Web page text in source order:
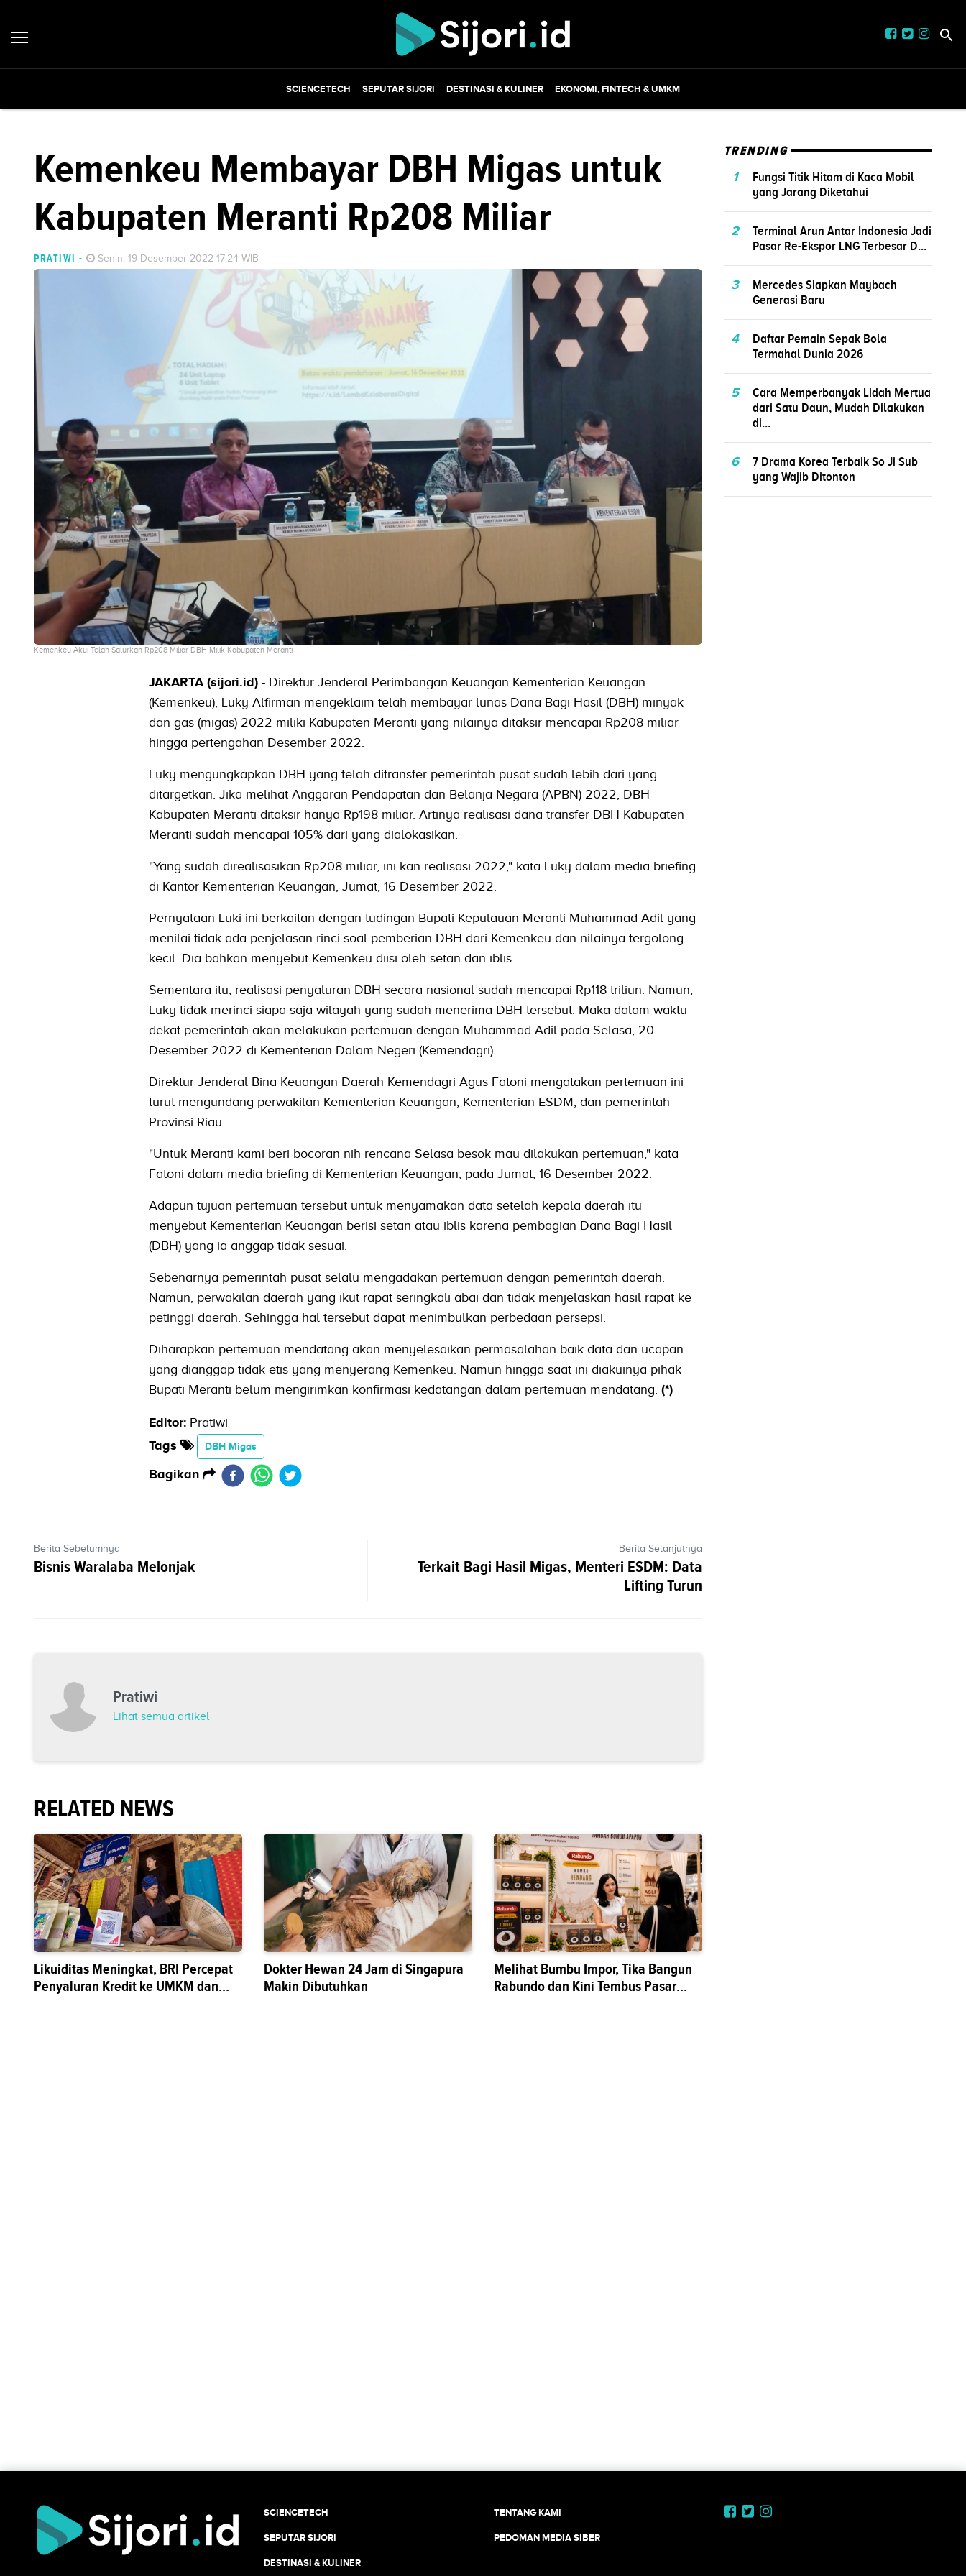
SCIENCETECH SEPUTAR SIJORI DESTINASI & KULINER EKONOMI, FINTECH & UMKM
Kemenkeu Membayar DBH Migas untuk
Kabupaten Meranti Rp208 Miliar
PRATIWI - Senin, 19 Desember 2022 17:24 WIB
Kemenkeu Akui Telah Salurkan Rp208 Miliar DBH Milik Kabupaten Meranti
JAKARTA (sijori.id)- Direktur Jenderal Perimbangan Keuangan Kementerian Keuangan
(Kemenkeu), Luky Alfirman mengeklaim telah membayar lunas Dana Bagi Hasil (DBH) minyak
dan gas (migas) 2022 miliki Kabupaten Meranti yang nilainya ditaksir mencapai Rp208 miliar
hingga pertengahan Desember 2022.
Luky mengungkapkan DBH yang telah ditransfer pemerintah pusat sudah lebih dari yang
ditargetkan. Jika melihat Anggaran Pendapatan dan Belanja Negara (APBN) 2022, DBH
Kabupaten Meranti ditaksir hanya Rp198 miliar. Artinya realisasi dana transfer DBH Kabupaten
Meranti sudah mencapai 105% dari yang dialokasikan.
"Yang sudah direalisasikan Rp208 miliar, ini kan realisasi 2022," kata Luky dalam media briefing
di Kantor Kementerian Keuangan, Jumat, 16 Desember 2022.
Pernyataan Luki ini berkaitan dengan tudingan Bupati Kepulauan Meranti Muhammad Adil yang
menilai tidak ada penjelasan rinci soal pemberian DBH dari Kemenkeu dan nilainya tergolong
kecil. Dia bahkan menyebut Kemenkeu diisi oleh setan dan iblis.
Sementara itu, realisasi penyaluran DBH secara nasional sudah mencapai Rp118 triliun. Namun,
Luky tidak merinci siapa saja wilayah yang sudah menerima DBH tersebut. Maka dalam waktu
dekat pemerintah akan melakukan pertemuan dengan Muhammad Adil pada Selasa, 20
Desember 2022 di Kementerian Dalam Negeri (Kemendagri).
Direktur Jenderal Bina Keuangan Daerah Kemendagri Agus Fatoni mengatakan pertemuan ini
turut mengundang perwakilan Kementerian Keuangan, Kementerian ESDM, dan pemerintah
Provinsi Riau.
"Untuk Meranti kami beri bocoran nih rencana Selasa besok mau dilakukan pertemuan," kata
Fatoni dalam media briefing di Kementerian Keuangan, pada Jumat, 16 Desember 2022.
Adapun tujuan pertemuan tersebut untuk menyamakan data setelah kepala daerah itu
menyebut Kementerian Keuangan berisi setan atau iblis karena pembagian Dana Bagi Hasil
(DBH) yang ia anggap tidak sesuai.
Sebenarnya pemerintah pusat selalu mengadakan pertemuan dengan pemerintah daerah.
Namun, perwakilan daerah yang ikut rapat seringkali abai dan tidak menjelaskan hasil rapat ke
petinggi daerah. Sehingga hal tersebut dapat menimbulkan perbedaan persepsi.
Diharapkan pertemuan mendatang akan menyelesaikan permasalahan baik data dan ucapan
yang dianggap tidak etis yang menyerang Kemenkeu. Namun hingga saat ini diakuinya pihak
Bupati Meranti belum mengirimkan konfirmasi kedatangan dalam pertemuan mendatang. (*)
Editor: Pratiwi
Tags
DBH Migas
Bagikan
Berita Sebelumnya
Bisnis Waralaba Melonjak
Berita Selanjutnya
Terkait Bagi Hasil Migas, Menteri ESDM: Data
Lifting Turun
Pratiwi
Lihat semua artikel
RELATED NEWS
Likuiditas Meningkat, BRI Percepat
Penyaluran Kredit ke UMKM dan
Dokter Hewan 24 Jam di Singapura
Makin Dibutuhkan
Melihat Bumbu Impor, Tika Bangun
Rabundo dan Kini Tembus Pasar
TRENDING
1
Fungsi Titik Hitam di Kaca Mobil
yang Jarang Diketahui
2
Terminal Arun Antar Indonesia Jadi
Pasar Re-Ekspor LNG Terbesar D...
3
Mercedes Siapkan Maybach
Generasi Baru
4
Daftar Pemain Sepak Bola
Termahal Dunia 2026
5
Cara Memperbanyak Lidah Mertua
dari Satu Daun, Mudah Dilakukan
di...
6
7 Drama Korea Terbaik So Ji Sub
yang Wajib Ditonton
SCIENCETECH
SEPUTAR SIJORI
DESTINASI & KULINER
TENTANG KAMI
PEDOMAN MEDIA SIBER